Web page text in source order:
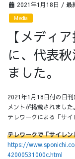
サービス
採用情報
採用情
2021年1月18日 / 最
Media
【メディ
に、代表
ました。
2021年1月18日付の日
メントが掲載されました。
テレワークによる「サイ
テレワークで「サイレ
https://
42000531000c.html